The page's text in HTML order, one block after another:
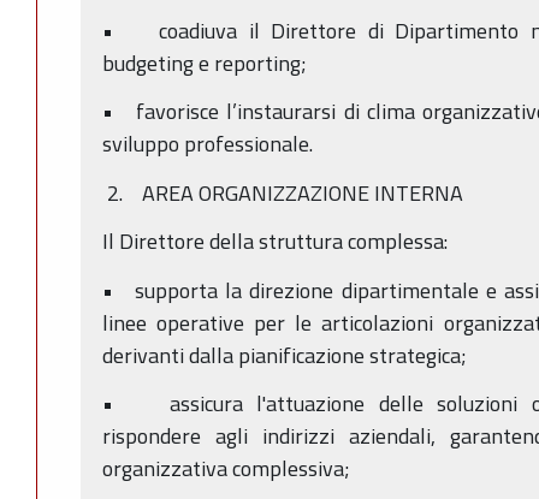
• coadiuva il Direttore di Dipartimento
budgeting e reporting;
• favorisce l’instaurarsi di clima
sviluppo professionale.
2. AREA ORGANIZZAZIONE INTERNA
Il Direttore della struttura complessa:
• supporta la direzione dipartimentale e
linee operative per le articolazioni
derivanti dalla pianificazione strategica;
• assicura l'attuazione delle soluzioni
rispondere agli indirizzi aziendali,
organizzativa complessiva;